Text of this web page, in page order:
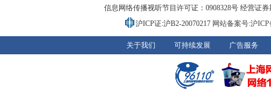
信息网络传播视听节目许可证：0908328号 经营证
沪ICP证:沪B2-20070217 网站备案号:沪
关于我们 可持续发展 广告服务